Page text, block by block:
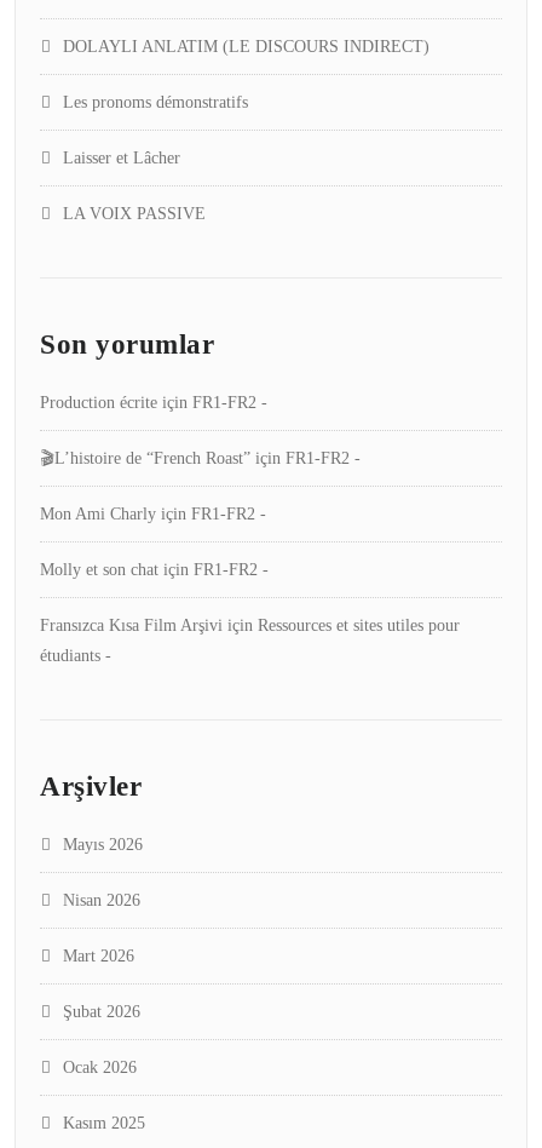
DOLAYLI ANLATIM (LE DISCOURS INDIRECT)
Les pronoms démonstratifs
Laisser et Lâcher
LA VOIX PASSIVE
Son yorumlar
Production écrite için FR1-FR2 -
🎬L’histoire de “French Roast” için FR1-FR2 -
Mon Ami Charly için FR1-FR2 -
Molly et son chat için FR1-FR2 -
Fransızca Kısa Film Arşivi için Ressources et sites utiles pour
étudiants -
Arşivler
Mayıs 2026
Nisan 2026
Mart 2026
Şubat 2026
Ocak 2026
Kasım 2025